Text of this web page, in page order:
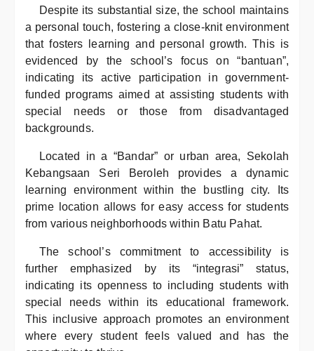
Despite its substantial size, the school maintains
a personal touch, fostering a close-knit environment
that fosters learning and personal growth. This is
evidenced by the school’s focus on “bantuan”,
indicating its active participation in government-
funded programs aimed at assisting students with
special needs or those from disadvantaged
backgrounds.
Located in a “Bandar” or urban area, Sekolah
Kebangsaan Seri Beroleh provides a dynamic
learning environment within the bustling city. Its
prime location allows for easy access for students
from various neighborhoods within Batu Pahat.
The school’s commitment to accessibility is
further emphasized by its “integrasi” status,
indicating its openness to including students with
special needs within its educational framework.
This inclusive approach promotes an environment
where every student feels valued and has the